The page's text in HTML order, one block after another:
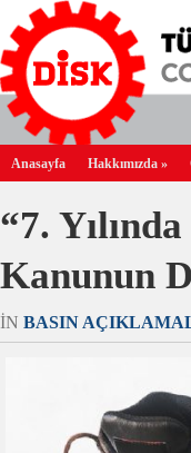
Anasayfa Hakkımızda »
“7.
Kanunun
IN BASIN